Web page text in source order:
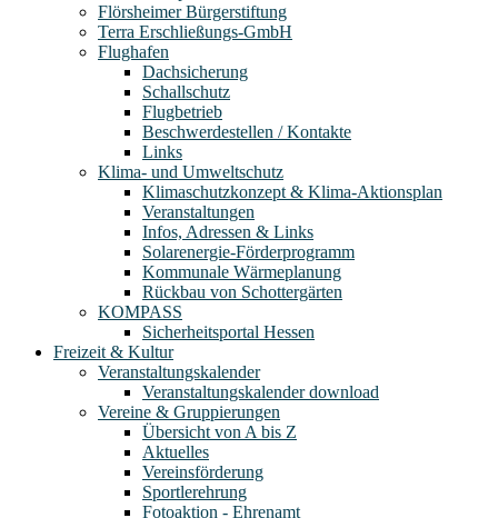
Flörsheimer Bürgerstiftung
Terra Erschließungs-GmbH
Flughafen
Dachsicherung
Schallschutz
Flugbetrieb
Beschwerdestellen / Kontakte
Links
Klima- und Umweltschutz
Klimaschutzkonzept & Klima-Aktionsplan
Veranstaltungen
Infos, Adressen & Links
Solarenergie-Förderprogramm
Kommunale Wärmeplanung
Rückbau von Schottergärten
KOMPASS
Sicherheitsportal Hessen
Freizeit & Kultur
Veranstaltungskalender
Veranstaltungskalender download
Vereine & Gruppierungen
Übersicht von A bis Z
Aktuelles
Vereinsförderung
Sportlerehrung
Fotoaktion - Ehrenamt